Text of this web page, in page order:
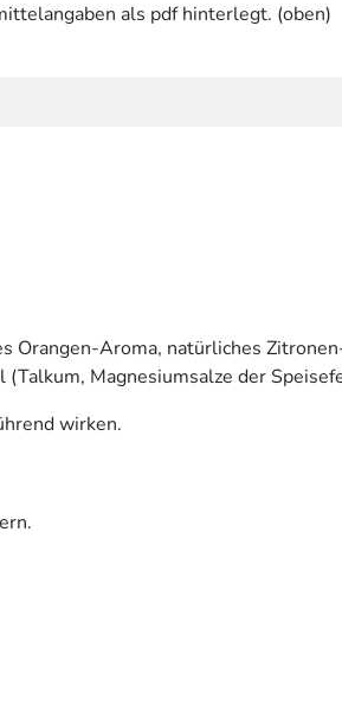
als pdf hinterlegt. (oben)
Orangen-Aroma, natürliches
Magnesiumsalze der
wirken.